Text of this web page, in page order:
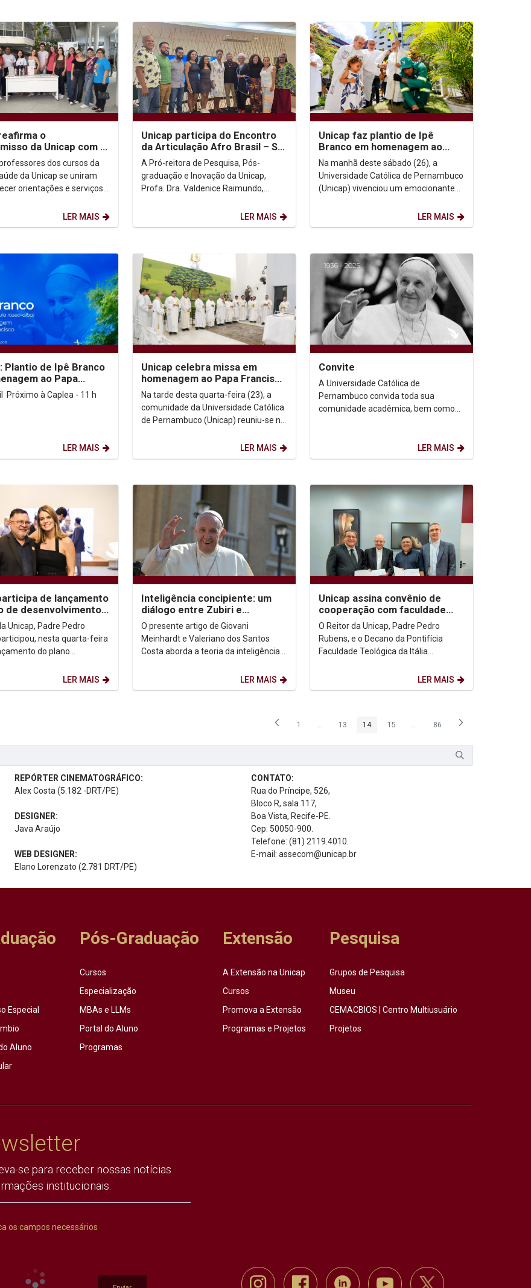
o
da Unicap com a
humanizada e
dos futuros...
dos cursos da
da Unicap se uniram
orientações e serviços
LER MAIS
Unicap participa do Encontro
da Articulação Afro Brasil – SJ
no Rio de Janeiro
A Pró-reitora de Pesquisa, Pós-
graduação e Inovação da Unicap,
Profa. Dra. Valdenice Raimundo,
LER MAIS
Unicap faz plantio de Ipê
Branco em homenagem ao
Papa Francisco
Na manhã deste sábado (26), a
Universidade Católica de Pernambuco
(Unicap) vivenciou um emocionante
LER MAIS
Plantio de Ipê Branco
ao Papa
26 de abril Próximo à Caplea - 11 h
LER MAIS
Unicap celebra missa em
homenagem ao Papa Francisco
e destaca legado de fé,
simplicidade e...
Na tarde desta quarta-feira (23), a
comunidade da Universidade Católica
de Pernambuco (Unicap) reuniu-se no
LER MAIS
Convite
A Universidade Católica de
Pernambuco convida toda sua
comunidade acadêmica, bem como
LER MAIS
de lançamento
de desenvolvimento
Unicap, Padre Pedro
nesta quarta-feira
do plano
LER MAIS
Inteligência concipiente: um
diálogo entre Zubiri e
Francisco
O presente artigo de Giovani
Meinhardt e Valeriano dos Santos
Costa aborda a teoria da inteligência
LER MAIS
Unicap assina convênio de
cooperação com faculdade
italiana
O Reitor da Unicap, Padre Pedro
Rubens, e o Decano da Pontifícia
Faculdade Teológica da Itália
Aquino, Dom Antônio Foderaro,...
LER MAIS
Página
1 ...Páginas intermediárias Usar ABA para navegar.
Página
13 Página
14 Página
15 ...Páginas intermediárias Usar ABA
Página
86
REPÓRTER CINEMATOGRÁFICO:
Alex Costa (5.182 -DRT/PE)
DESIGNER:
Java Araújo
WEB DESIGNER:
Elano Lorenzato (2.781 DRT/PE)
CONTATO:
Rua do Príncipe, 526,
Bloco R, sala 117,
Boa Vista, Recife-PE.
Cep: 50050-900.
Telefone: (81) 2119.4010.
E-mail: assecom@unicap.br
Especial
Aluno
Pós-Graduação
Cursos
Especialização
MBAs e LLMs
Portal do Aluno
Programas
Extensão
A Extensão na Unicap
Cursos
Promova a Extensão
Programas e Projetos
Pesquisa
Grupos de Pesquisa
Museu
CEMACBIOS | Centro Multiusuário
Projetos
se para receber nossas notícias
institucionais.
os campos necessários